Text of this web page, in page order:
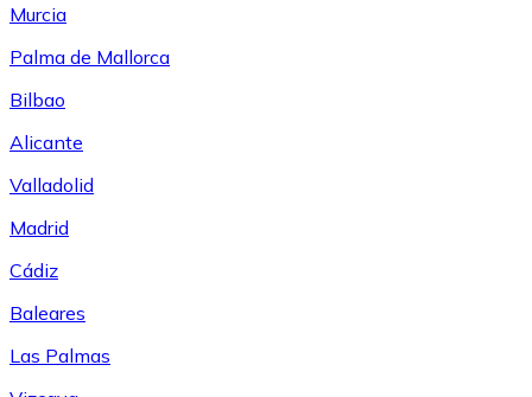
Murcia
Palma de Mallorca
Bilbao
Alicante
Valladolid
Madrid
Cádiz
Baleares
Las Palmas